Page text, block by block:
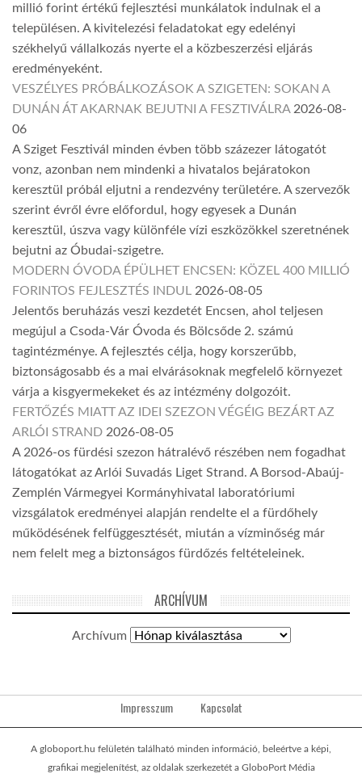
millió forint értékű fejlesztési munkálatok indulnak el a
településen. A kivitelezési feladatokat egy edelényi
székhelyű vállalkozás nyerte el a közbeszerzési eljárás
eredményeként.
VESZÉLYES PRÓBÁLKOZÁSOK A SZIGETEN: SOKAN A
DUNÁN ÁT AKARNAK BEJUTNI A FESZTIVÁLRA 2026-08-
06
A Sziget Fesztivál minden évben több százezer látogatót
vonz, azonban nem mindenki a hivatalos bejáratokon
keresztül próbál eljutni a rendezvény területére. A szervezők
szerint évről évre előfordul, hogy egyesek a Dunán
keresztül, úszva vagy különféle vízi eszközökkel szeretnének
bejutni az Óbudai-szigetre.
MODERN ÓVODA ÉPÜLHET ENCSEN: KÖZEL 400 MILLIÓ
FORINTOS FEJLESZTÉS INDUL 2026-08-05
Jelentős beruházás veszi kezdetét Encsen, ahol teljesen
megújul a Csoda-Vár Óvoda és Bölcsőde 2. számú
tagintézménye. A fejlesztés célja, hogy korszerűbb,
biztonságosabb és a mai elvárásoknak megfelelő környezet
várja a kisgyermekeket és az intézmény dolgozóit.
FERTŐZÉS MIATT AZ IDEI SZEZON VÉGÉIG BEZÁRT AZ
ARLÓI STRAND 2026-08-05
A 2026-os fürdési szezon hátralévő részében nem fogadhat
látogatókat az Arlói Suvadás Liget Strand. A Borsod-Abaúj-
Zemplén Vármegyei Kormányhivatal laboratóriumi
vizsgálatok eredményei alapján rendelte el a fürdőhely
működésének felfüggesztését, miután a vízminőség már
nem felelt meg a biztonságos fürdőzés feltételeinek.
ARCHÍVUM
Archívum
Impresszum Kapcsolat
A globoport.hu felületén található minden információ, beleértve a képi,
grafikai megjelenítést, az oldalak szerkezetét a GloboPort Média